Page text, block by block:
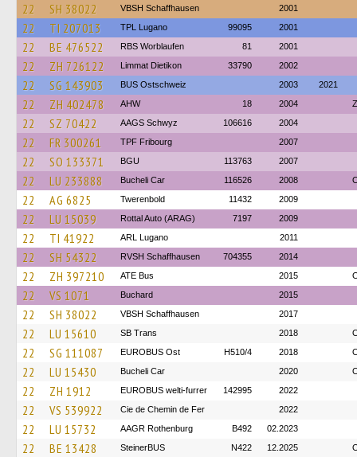
22 SH 38022 VBSH Schaffhausen 2001
22 TI 207013 TPL Lugano 99095 2001
22 BE 476522 RBS Worblaufen 81 2001
22 ZH 726122 Limmat Dietikon 33790 2002
22 SG 143903 BUS Ostschweiz 2003 2021
22 ZH 402478 AHW 18 2004
22 SZ 70422 AAGS Schwyz 106616 2004
22 FR 300261 TPF Fribourg 2007
22 SO 133371 BGU 113763 2007
22 LU 233888 Bucheli Car 116526 2008
22 AG 6825 Twerenbold 11432 2009
22 LU 15039 Rottal Auto (ARAG) 7197 2009
22 TI 41922 ARL Lugano 2011
22 SH 54322 RVSH Schaffhausen 704355 2014
22 ZH 397210 ATE Bus 2015
22 VS 1071 Buchard 2015
22 SH 38022 VBSH Schaffhausen 2017
22 LU 15610 SB Trans 2018
22 SG 111087 EUROBUS Ost H510/4 2018
22 LU 15430 Bucheli Car 2020
22 ZH 1912 EUROBUS welti-furrer 142995 2022
22 VS 539922 Cie de Chemin de Fer 2022
22 LU 15732 AAGR Rothenburg B492 02.2023
22 BE 13428 SteinerBUS N422 12.2025